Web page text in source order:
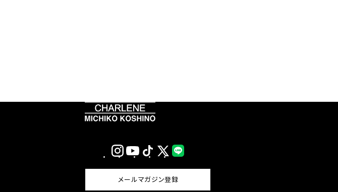
InstagramYouTubeTikTok X
(Twitter)
メールマガジン登録